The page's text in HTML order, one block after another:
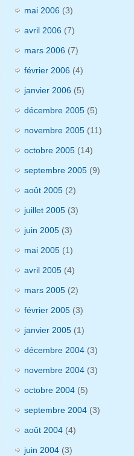
mai 2006 (3)
avril 2006 (7)
mars 2006 (7)
février 2006 (4)
janvier 2006 (5)
décembre 2005 (5)
novembre 2005 (11)
octobre 2005 (14)
septembre 2005 (9)
août 2005 (2)
juillet 2005 (3)
juin 2005 (3)
mai 2005 (1)
avril 2005 (4)
mars 2005 (2)
février 2005 (3)
janvier 2005 (1)
décembre 2004 (3)
novembre 2004 (3)
octobre 2004 (5)
septembre 2004 (3)
août 2004 (4)
juin 2004 (3)